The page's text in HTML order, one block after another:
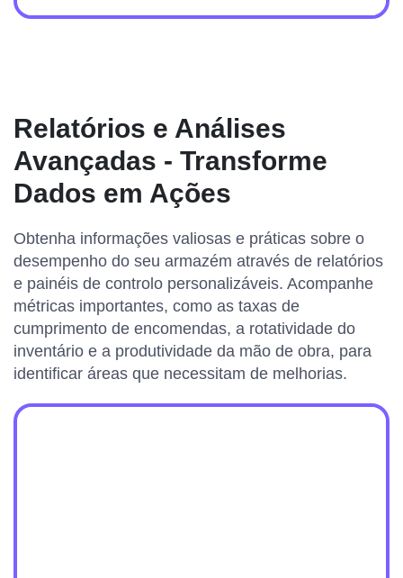
Relatórios e Análises
Avançadas - Transforme
Dados em Ações
Obtenha informações valiosas e práticas sobre o
desempenho do seu armazém através de relatórios
e painéis de controlo personalizáveis. Acompanhe
métricas importantes, como as taxas de
cumprimento de encomendas, a rotatividade do
inventário e a produtividade da mão de obra, para
identificar áreas que necessitam de melhorias.